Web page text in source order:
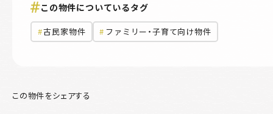
この物件についているタグ
古民家物件 ファミリー・子育て向け物件
この物件をシェアする